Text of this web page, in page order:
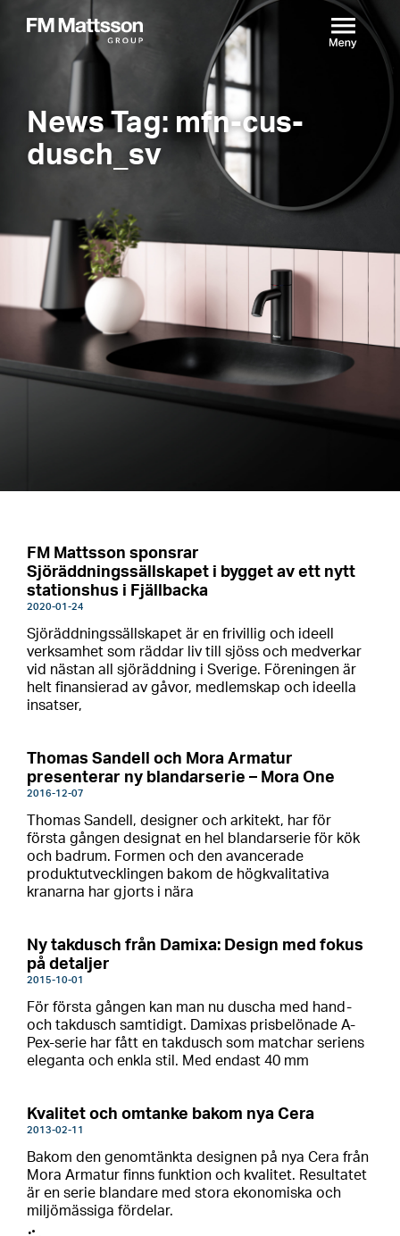
News Tag: mfn-cus-
dusch_sv
FM Mattsson sponsrar
Sjöräddningssällskapet i bygget av ett nytt
stationshus i Fjällbacka
2020-01-24
Sjöräddningssällskapet är en frivillig och ideell
verksamhet som räddar liv till sjöss och medverkar
vid nästan all sjöräddning i Sverige. Föreningen är
helt finansierad av gåvor, medlemskap och ideella
insatser,
Thomas Sandell och Mora Armatur
presenterar ny blandarserie – Mora One
2016-12-07
Thomas Sandell, designer och arkitekt, har för
första gången designat en hel blandarserie för kök
och badrum. Formen och den avancerade
produktutvecklingen bakom de högkvalitativa
kranarna har gjorts i nära
Ny takdusch från Damixa: Design med fokus
på detaljer
2015-10-01
För första gången kan man nu duscha med hand-
och takdusch samtidigt. Damixas prisbelönade A-
Pex-serie har fått en takdusch som matchar seriens
eleganta och enkla stil. Med endast 40 mm
Kvalitet och omtanke bakom nya Cera
2013-02-11
Bakom den genomtänkta designen på nya Cera från
Mora Armatur finns funktion och kvalitet. Resultatet
är en serie blandare med stora ekonomiska och
miljömässiga fördelar.